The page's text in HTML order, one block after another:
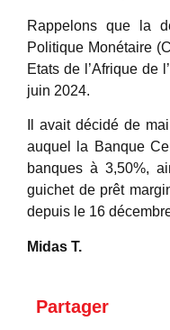
Rappelons que la
Politique Monétaire
Etats de l’Afrique de
juin 2024.
Il avait décidé de
auquel la Banque
banques à 3,50%,
guichet de prêt
depuis le 16
Midas T.
Partager